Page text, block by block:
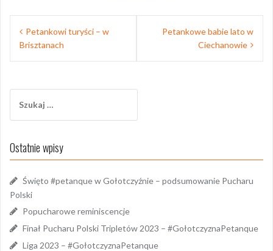
Nawigacja
wpisu
Petankowi turyści – w
Brisztanach
Petankowe babie lato w
Ciechanowie
Ostatnie wpisy
Święto #petanque w Gołotczyźnie – podsumowanie Pucharu
Polski
Popucharowe reminiscencje
Finał Pucharu Polski Tripletów 2023 – #GołotczyznaPetanque
Liga 2023 – #GołotczyznaPetanque